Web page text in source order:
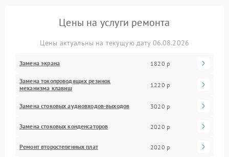
Цены на услуги ремонта
Цены актуальны на текущую дату 06.08.2026
Замена экрана 1820 р
Замена токопроводящих резинок
механизма клавиш
1220 р
Замена стоковых аудиовходов-выходов 3020 р
Замена стоковых конденсаторов 2020 р
Ремонт второстепенных плат 2020 р